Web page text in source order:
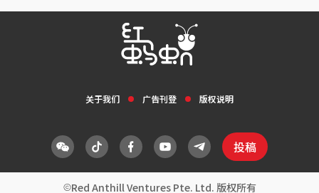
关于我们 广告刊登 版权说明
投稿
Red Anthill Ventures Pte. Ltd. 版权所有